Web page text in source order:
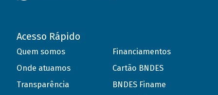
Acesso Rápido
Quem somos
Onde atuamos
Transparência
Financiamentos
Cartão BNDES
BNDES Finame